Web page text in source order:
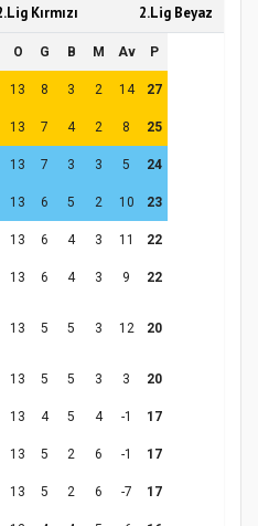
Kırmızı 2.Lig Beyaz
O G B M Av P
13 8 3 2 14 27
13 7 4 2 8 25
13 7 3 3 5 24
13 6 5 2 10 23
13 6 4 3 11 22
13 6 4 3 9 22
13 5 5 3 12 20
13 5 5 3 3 20
13 4 5 4 -1 17
13 5 2 6 -1 17
13 5 2 6 -7 17